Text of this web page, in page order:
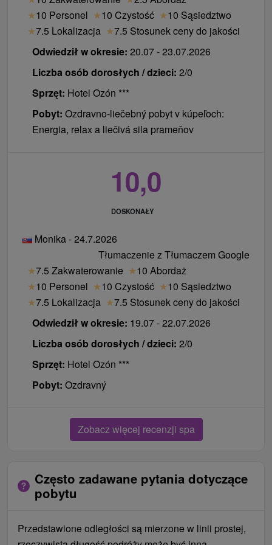
Część historyczna i wille: Goście zatrzymujący się
w budynkach Alžbeta, Srnka, Blanka lub Mier
który znajduje się w samym sercu uzdrowiska.
Uzdrowisko Lujza posiada recepcję w Astorii, ale
oddzielne jednostki z własną recepcją i
gastronomią bezpośrednio na miejscu. W Hotelu
Dukla śniadania serwowane są bezpośrednio w
Astorii (O, V Astória).
Nowoczesny standard: Hotel Alexander oferuje
swoim gościom pełną obsługę (recepcję i
catering) pod jednym dachem, co gwarantuje
maksymalny komfort.
System ten zapewnia sprawną obsługę i pozwala
gościom zakwaterowanym w cichszych willach
korzystać z bogatej infrastruktury i usług
gastronomicznych głównych kompleksów hotelowych.
Wskazówka dla gości: Po przyjeździe zalecamy
Państwa budynku, gdzie otrzymają Państwo klucze i
dokładne instrukcje dotyczące godzin serwowania
Aktualne informacje dotyczące pobytów
Program, możliwe zmiany i przydatne informacje
Ponowne otwarcie Hotelu Dukla: Legendarny,
★10 Personel ★10 Czystość ★10 Sąsiedztwo
★7.5 Lokalizacja ★7.5 Stosunek ceny do jakości
Odwiedził w okresie: 20.07 - 23.07.2026
Liczba osób dorosłych / dzieci: 2/0
Sprzęt: Hotel Ozón ***
Pobyt: Ozdravno-liečebný pobyt v kúpeľoch:
Energia, relax a liečivá sila prameňov
10,0
DOSKONAŁY
Monika - 24.7.2026
Tłumaczenie z Tłumaczem Google
★7.5 Zakwaterowanie ★10 Abordaż
★10 Personel ★10 Czystość ★10 Sąsiedztwo
★7.5 Lokalizacja ★7.5 Stosunek ceny do jakości
Odwiedził w okresie: 19.07 - 22.07.2026
Liczba osób dorosłych / dzieci: 2/0
Sprzęt: Hotel Ozón ***
Pobyt: Ozdravný
Zobacz więcej recenzji spa
Często zadawane pytania dotyczące
pobytu
Przedstawione odległości są mierzone w linii prostej,